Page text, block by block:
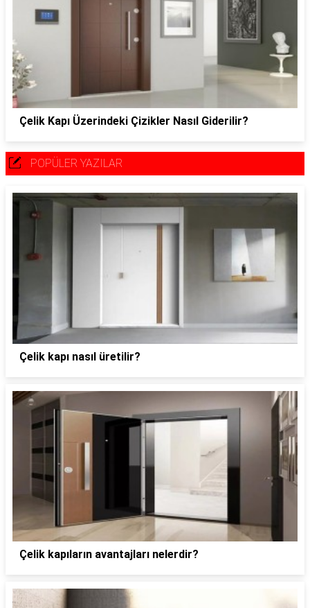
Çelik Kapı Üzerindeki Çizikler Nasıl Giderilir?
POPÜLER YAZILAR
Çelik kapı nasıl üretilir?
Çelik kapıların avantajları nelerdir?